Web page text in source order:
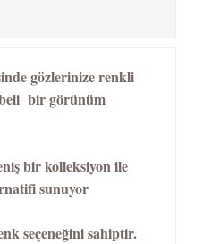
gözlerinize renkli
bir görünüm
bir kolleksiyon ile
sunuyor
seçeneğini sahiptir.